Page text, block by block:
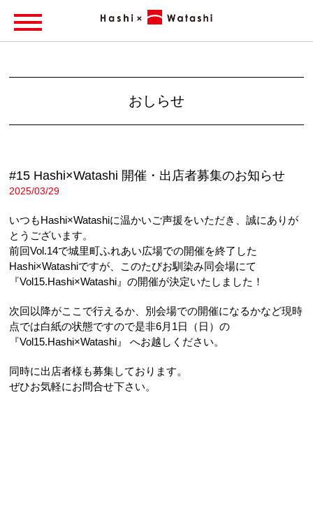
おしらせ
#15 Hashi×Watashi 開催・出店者募集のお知らせ
2025/03/29
いつもHashi×Watashiに温かいご声援をいただき、誠にありが
とうございます。
前回Vol.14で城里町ふれあい広場での開催を終了した
Hashi×Watashiですが、このたびお馴染み同会場にて
『Vol15.Hashi×Watashi』の開催が決定いたしました！
次回以降がここで行えるか、別会場での開催になるかなど現時
点では白紙の状態ですので是非6月1日（日）の
『Vol15.Hashi×Watashi』 へお越しください。
同時に出店者様も募集しております。
ぜひお気軽にお問合せ下さい。